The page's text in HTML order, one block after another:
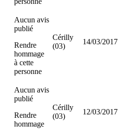
Aucun avis
publié
Rendre
hommage
à cette
personne
Cérilly
(03)
14/03/2017
Aucun avis
publié
Rendre
hommage
Cérilly
(03)
12/03/2017